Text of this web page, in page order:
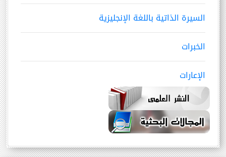
السيرة الذاتية باللغة الإنجليزية
الخبرات
الإعارات